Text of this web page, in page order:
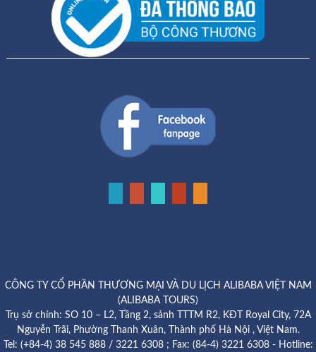
CÔNG TY CỔ PHẦN THƯƠNG MẠI VÀ DU LỊCH ALIBABA VIỆT NAM
(ALIBABA TOURS)
Trụ sở chính: SO 10 – L2, Tầng 2, sảnh TTTM R2, KĐT Royal City, 72A
Nguyễn Trãi, Phường Thanh Xuân, Thành phố Hà Nội , Việt Nam.
Tel: (+84-4) 38 545 888 / 3221 6308 ; Fax: (84-4) 3221 6308 - Hotline: